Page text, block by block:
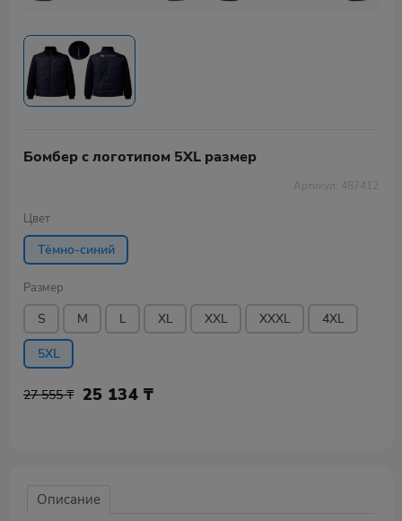
Бомбер с логотипом 5XL размер
Артикул: 487412
Цвет
Тёмно-синий
Размер
S M L XL XXL XXXL 4XL
5XL
27 555 ₸ 25 134 ₸
Описание